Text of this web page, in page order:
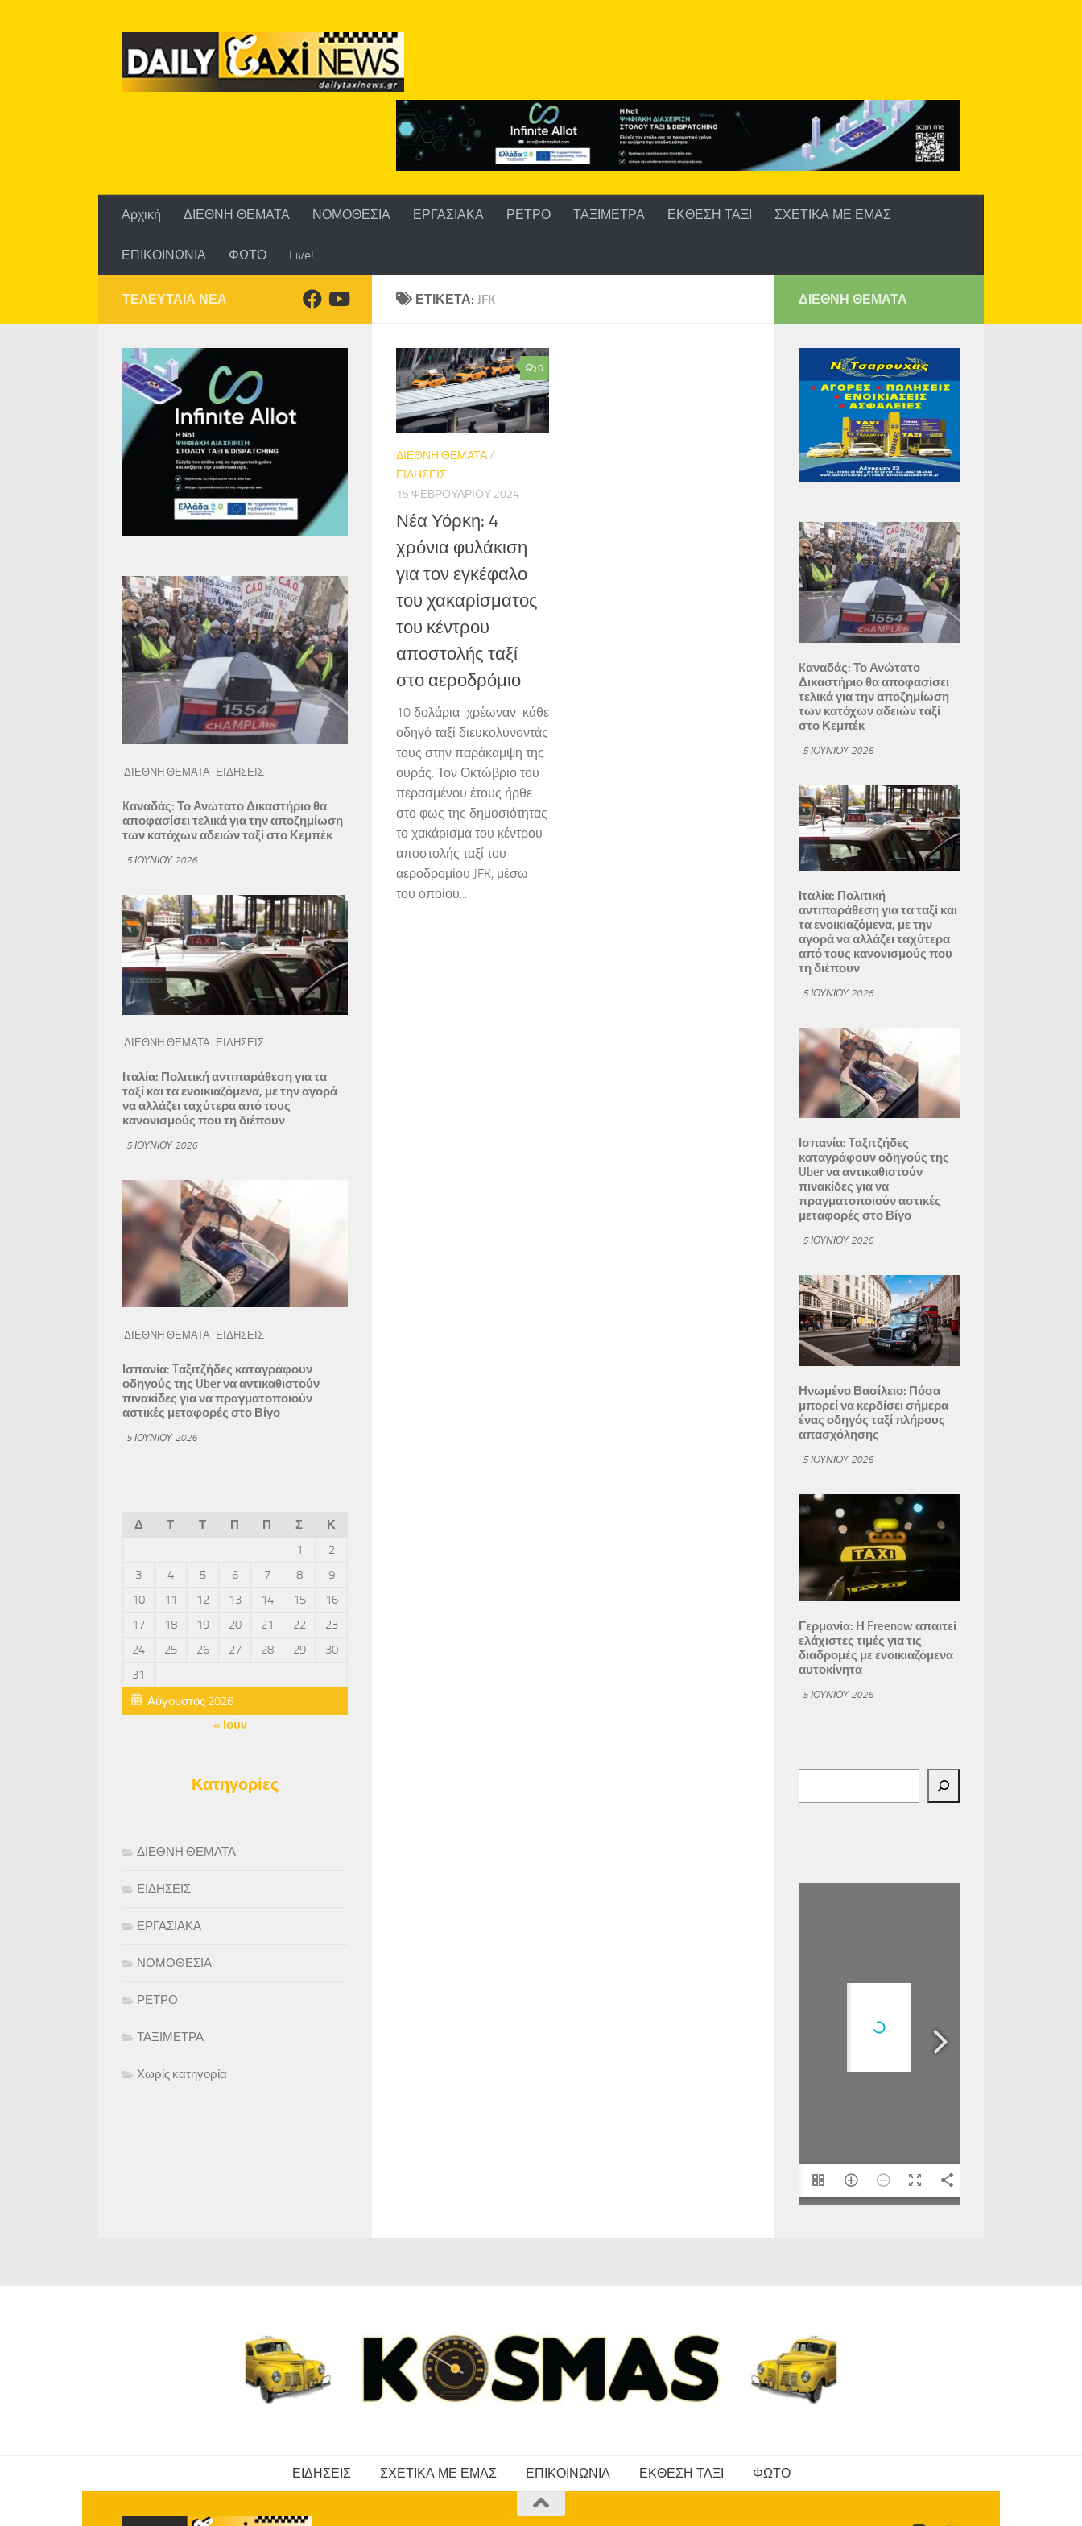
Αρχική ΔΙΕΘΝΗ ΘΕΜΑΤΑ ΝΟΜΟΘΕΣΙΑ ΕΡΓΑΣΙΑΚΑ ΡΕΤΡΟ ΤΑΞΙΜΕΤΡΑ ΕΚΘΕΣΗ ΤΑΞΙ ΣΧΕΤΙΚΑ ΜΕ ΕΜΑΣ
ΕΠΙΚΟΙΝΩΝΙΑ ΦΩΤΟ Live!
ΕΤΙΚΈΤΑ: JFK
0
ΔΙΕΘΝΗ ΘΕΜΑΤΑ/
ΕΙΔΗΣΕΙΣ
15 ΦΕΒΡΟΥΑΡΊΟΥ 2024
Νέα Υόρκη: 4
χρόνια φυλάκιση
για τον εγκέφαλο
του χακαρίσματος
του κέντρου
αποστολής ταξί
στο αεροδρόμιο
10 δολάρια χρέωναν κάθε
οδηγό ταξί διευκολύνοντάς
τους στην παράκαμψη της
ουράς. Τον Οκτώβριο του
περασμένου έτους ήρθε
στο φως της δημοσιότητας
το χακάρισμα του κέντρου
αποστολής ταξί του
αεροδρομίου JFK, μέσω
του οποίου...
ΤΕΛΕΥΤΑΙΑ ΝΕΑ
ΔΙΕΘΝΗ ΘΕΜΑΤΑ ΕΙΔΗΣΕΙΣ
Kαναδάς: Το Ανώτατο Δικαστήριο θα
αποφασίσει τελικά για την αποζημίωση
των κατόχων αδειών ταξί στο Κεμπέκ
5 ΙΟΥΝΊΟΥ 2026
ΔΙΕΘΝΗ ΘΕΜΑΤΑ ΕΙΔΗΣΕΙΣ
Ιταλία: Πολιτική αντιπαράθεση για τα
ταξί και τα ενοικιαζόμενα, με την αγορά
να αλλάζει ταχύτερα από τους
κανονισμούς που τη διέπουν
5 ΙΟΥΝΊΟΥ 2026
ΔΙΕΘΝΗ ΘΕΜΑΤΑ ΕΙΔΗΣΕΙΣ
Ισπανία: Tαξιτζήδες καταγράφουν
οδηγούς της Uber να αντικαθιστούν
πινακίδες για να πραγματοποιούν
αστικές μεταφορές στο Βίγο
5 ΙΟΥΝΊΟΥ 2026
Αύγουστος 2026
Δ Τ Τ Π Π Σ
Κ
1
2
3
4 5 6 7 8
9
10
11 12 13 14 15
16
17
18 19 20 21 22
23
24
25 26 27 28 29
30
31
« Ιούν
Κατηγορίες
ΔΙΕΘΝΗ ΘΕΜΑΤΑ
ΕΙΔΗΣΕΙΣ
ΕΡΓΑΣΙΑΚΑ
ΝΟΜΟΘΕΣΙΑ
ΡΕΤΡΟ
ΤΑΞΙΜΕΤΡΑ
Χωρίς κατηγορία
ΔΙΕΘΝΗ ΘΕΜΑΤΑ
Kαναδάς: Το Ανώτατο
Δικαστήριο θα αποφασίσει
τελικά για την αποζημίωση
των κατόχων αδειών ταξί
στο Κεμπέκ
5 ΙΟΥΝΊΟΥ 2026
Ιταλία: Πολιτική
αντιπαράθεση για τα ταξί και
τα ενοικιαζόμενα, με την
αγορά να αλλάζει ταχύτερα
από τους κανονισμούς που
τη διέπουν
5 ΙΟΥΝΊΟΥ 2026
Ισπανία: Tαξιτζήδες
καταγράφουν οδηγούς της
Uber να αντικαθιστούν
πινακίδες για να
πραγματοποιούν αστικές
μεταφορές στο Βίγο
5 ΙΟΥΝΊΟΥ 2026
Ηνωμένο Βασίλειο: Πόσα
μπορεί να κερδίσει σήμερα
ένας οδηγός ταξί πλήρους
απασχόλησης
5 ΙΟΥΝΊΟΥ 2026
Γερμανία: Η Freenow απαιτεί
ελάχιστες τιμές για τις
διαδρομές με ενοικιαζόμενα
αυτοκίνητα
5 ΙΟΥΝΊΟΥ 2026
ΕΙΔΗΣΕΙΣ ΣΧΕΤΙΚΑ ΜΕ ΕΜΑΣ ΕΠΙΚΟΙΝΩΝΙΑ ΕΚΘΕΣΗ ΤΑΞΙ ΦΩΤΟ